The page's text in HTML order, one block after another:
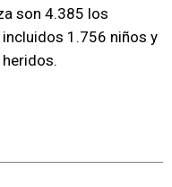
son 4.385 los
1.756 niños y